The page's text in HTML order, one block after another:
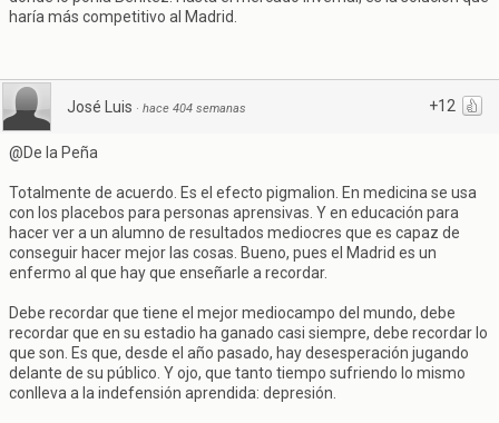
haría más competitivo al Madrid.
+12
José Luis · hace 404 semanas
@De la Peña
Totalmente de acuerdo. Es el efecto pigmalion. En medicina se usa
con los placebos para personas aprensivas. Y en educación para
hacer ver a un alumno de resultados mediocres que es capaz de
conseguir hacer mejor las cosas. Bueno, pues el Madrid es un
enfermo al que hay que enseñarle a recordar.
Debe recordar que tiene el mejor mediocampo del mundo, debe
recordar que en su estadio ha ganado casi siempre, debe recordar lo
que son. Es que, desde el año pasado, hay desesperación jugando
delante de su público. Y ojo, que tanto tiempo sufriendo lo mismo
conlleva a la indefensión aprendida: depresión.